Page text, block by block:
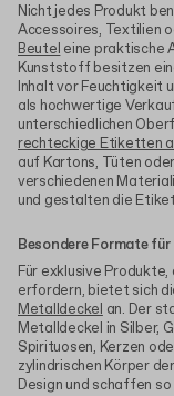
Nicht jedes Produkt
Accessoires, Textilien
Beutel eine praktische
Kunststoff besitzen
Inhalt vor Feuchtigkeit
als hochwertige
unterschiedlichen
rechteckige Etiketten
auf Kartons, Tüten
verschiedenen
und gestalten die
Besondere Formate
Für exklusive
erfordern, bietet sich
Metalldeckel an. Der
Metalldeckel in Silber,
Spirituosen, Kerzen
zylindrischen Körper
Design und schaffen